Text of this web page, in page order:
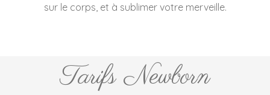
sur le corps, et à sublimer votre merveille.
Tarifs Newborn